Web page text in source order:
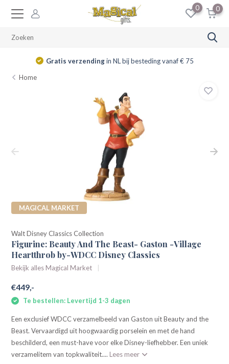
0 0
Gratis verzendingin NL bij besteding vanaf € 75
Home
MAGICAL MARKET
Walt Disney Classics Collection
Figurine: Beauty And The Beast- Gaston -Village
Heartthrob by-WDCC Disney Classics
Bekijk alles Magical Market
€449,-
Te bestellen: Levertijd 1-3 dagen
Een exclusief WDCC verzamelbeeld van Gaston uit Beauty and the
Beast. Vervaardigd uit hoogwaardig porselein en met de hand
beschilderd, een must-have voor elke Disney-liefhebber. Een uniek
verzamelitem van topkwaliteit.... Lees meer